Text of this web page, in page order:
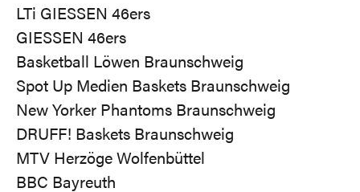
LTi GIESSEN 46ers
GIESSEN 46ers
Basketball Löwen Braunschweig
Spot Up Medien Baskets Braunschweig
New Yorker Phantoms Braunschweig
DRUFF! Baskets Braunschweig
MTV Herzöge Wolfenbüttel
BBC Bayreuth